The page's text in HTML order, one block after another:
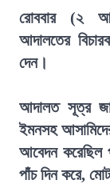
রোববার (২
আদালতের
দেন।
আদালত সূত্র
ইমনসহ
আবেদন করেছিল
পাঁচ দিন করে,